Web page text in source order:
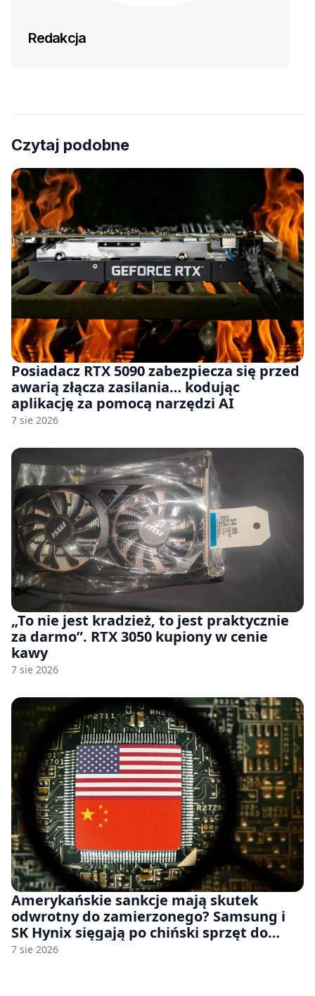
Redakcja
Czytaj podobne
Posiadacz RTX 5090 zabezpiecza się przed
awarią złącza zasilania… kodując
aplikację za pomocą narzędzi AI
7 sie 2026
„To nie jest kradzież, to jest praktycznie
za darmo”. RTX 3050 kupiony w cenie
kawy
7 sie 2026
Amerykańskie sankcje mają skutek
odwrotny do zamierzonego? Samsung i
SK Hynix sięgają po chiński sprzęt do
fabryk chipów
7 sie 2026